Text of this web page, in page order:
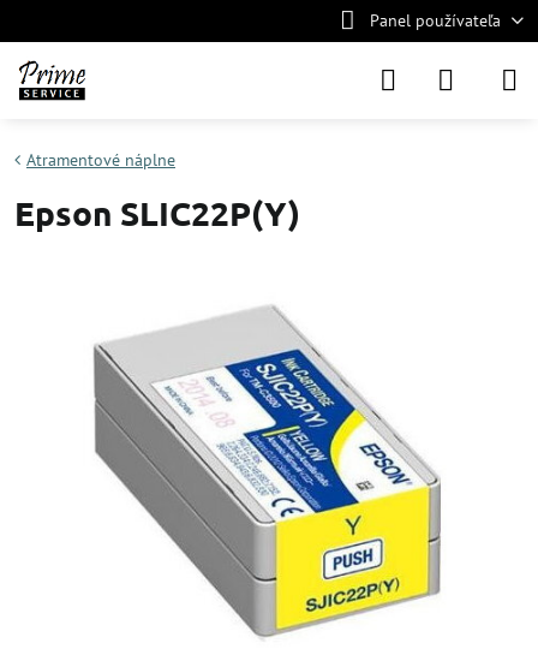
Panel používateľa
Atramentové náplne
Epson SLIC22P(Y)